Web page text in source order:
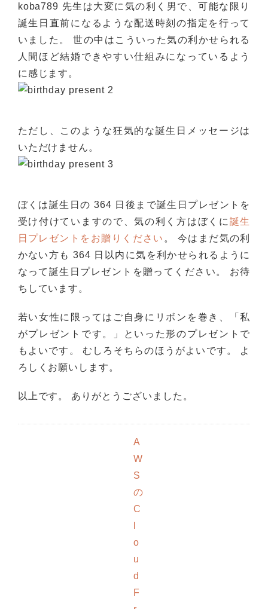
koba789 先生は大変に気の利く男で、可能な限り
誕生日直前になるような配送時刻の指定を行って
いました。 世の中はこういった気の利かせられる
人間ほど結婚できやすい仕組みになっているよう
に感じます。
ただし、このような狂気的な誕生日メッセージは
いただけません。
ぼくは誕生日の 364 日後まで誕生日プレゼントを
受け付けていますので、気の利く方はぼくに 誕生
日プレゼントをお贈りください 。 今はまだ気の利
かない方も 364 日以内に気を利かせられるように
なって誕生日プレゼントを贈ってください。 お待
ちしています。
若い女性に限ってはご自身にリボンを巻き、「私
がプレゼントです。」といった形のプレゼントで
もよいです。 むしろそちらのほうがよいです。 よ
ろしくお願いします。
以上です。 ありがとうございました。
A
W
S
の
C
o
u
d
F